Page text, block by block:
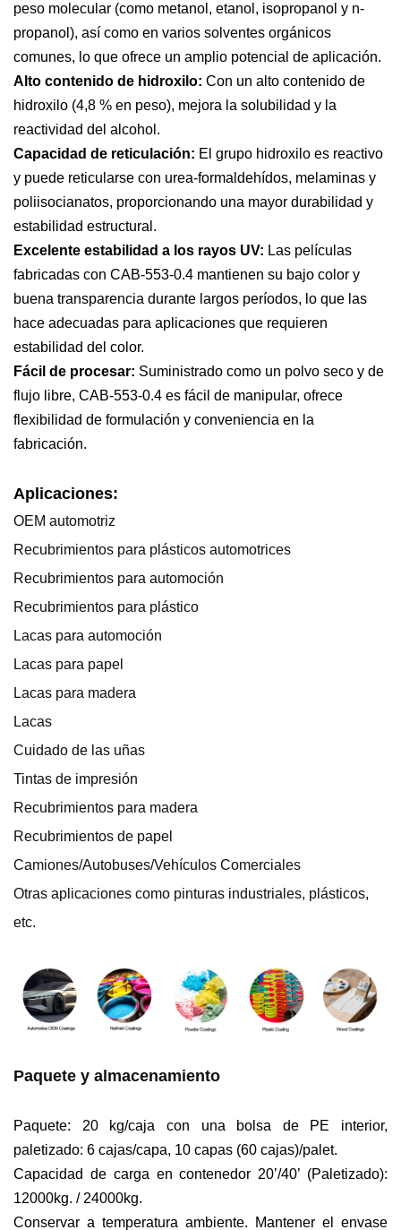
peso molecular (como metanol, etanol, isopropanol y n-
propanol), así como en varios solventes orgánicos
comunes, lo que ofrece un amplio potencial de aplicación.
Alto contenido de hidroxilo: Con un alto contenido de
hidroxilo (4,8 % en peso), mejora la solubilidad y la
reactividad del alcohol.
Capacidad de reticulación: El grupo hidroxilo es reactivo
y puede reticularse con urea-formaldehídos, melaminas y
poliisocianatos, proporcionando una mayor durabilidad y
estabilidad estructural.
Excelente estabilidad a los rayos UV: Las películas
fabricadas con CAB-553-0.4 mantienen su bajo color y
buena transparencia durante largos períodos, lo que las
hace adecuadas para aplicaciones que requieren
estabilidad del color.
Fácil de procesar: Suministrado como un polvo seco y de
flujo libre, CAB-553-0.4 es fácil de manipular, ofrece
flexibilidad de formulación y conveniencia en la
fabricación.
Aplicaciones:
OEM automotriz
Recubrimientos para plásticos automotrices
Recubrimientos para automoción
Recubrimientos para plástico
Lacas para automoción
Lacas para papel
Lacas para madera
Lacas
Cuidado de las uñas
Tintas de impresión
Recubrimientos para madera
Recubrimientos de papel
Camiones/Autobuses/Vehículos Comerciales
Otras aplicaciones como pinturas industriales, plásticos,
etc.
Paquete y almacenamiento
Paquete: 20 kg/caja con una bolsa de PE interior,
paletizado: 6 cajas/capa, 10 capas (60 cajas)/palet.
Capacidad de carga en contenedor 20’/40’ (Paletizado):
12000kg. / 24000kg.
Conservar a temperatura ambiente. Mantener el envase